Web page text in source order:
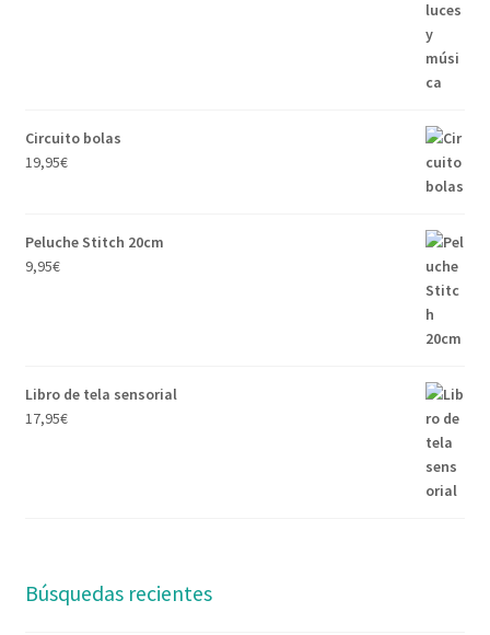
Circuito bolas
19,95€
Peluche Stitch 20cm
9,95€
Libro de tela sensorial
17,95€
Búsquedas recientes